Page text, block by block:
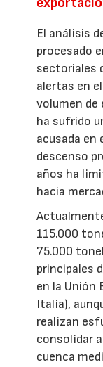
El análisis
procesado
sectoriales
alertas en
volumen
ha sufrido
acusada en
descenso
años ha
hacia
115.000
75.000
principales
en la Unión
Italia),
realizan
consolidar
cuenca